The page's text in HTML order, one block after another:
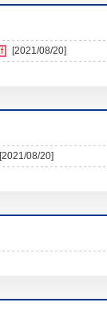
[2021/08/20]
[2021/08/20]